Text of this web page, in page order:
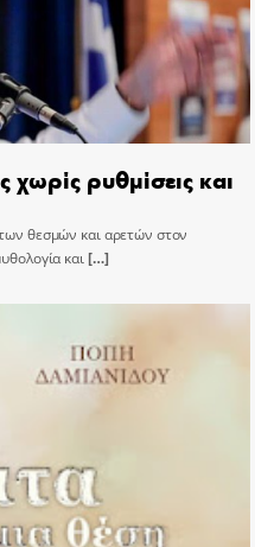
ρυθμίσεις και
θεσμών και αρετών στον
και[…]